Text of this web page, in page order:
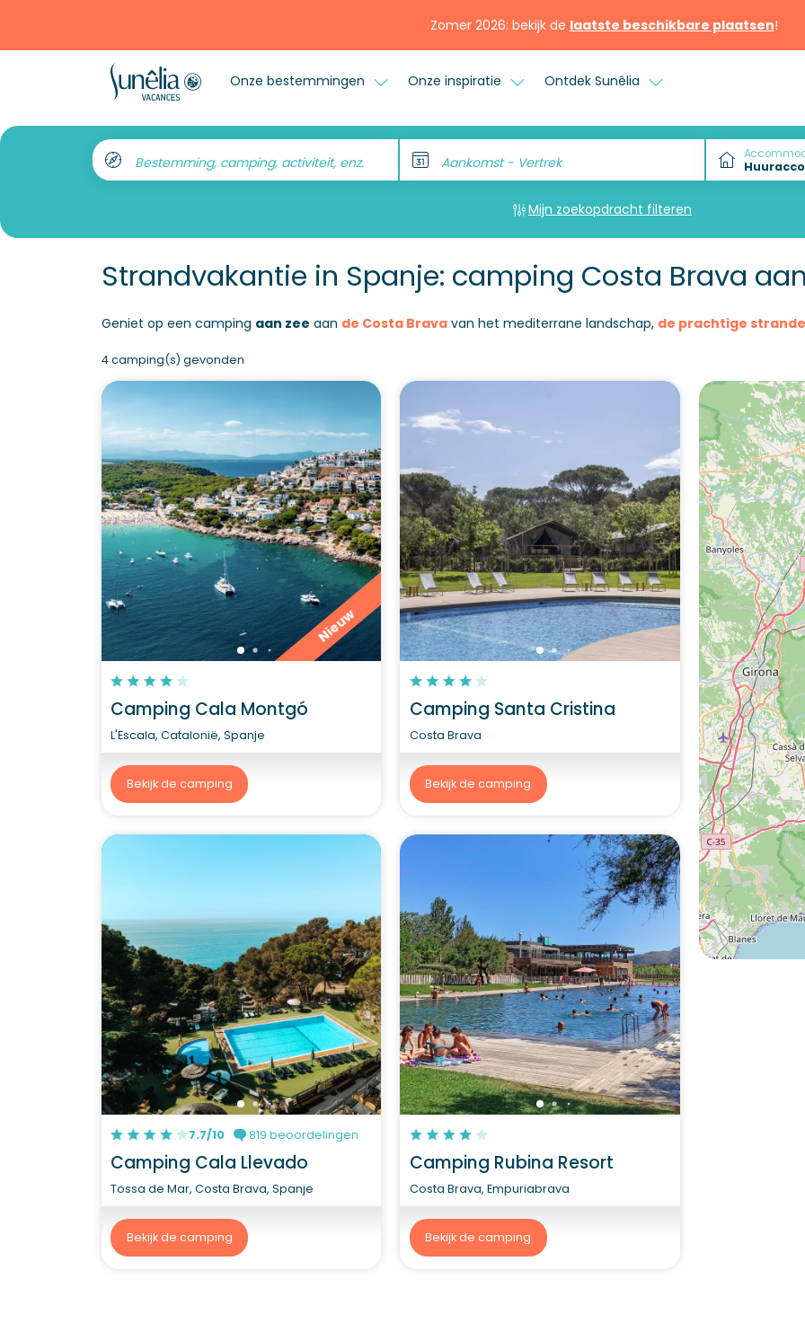
Zomer 2026: bekijk de laatste beschikbare plaatsen!
Onze bestemmingen Onze inspiratie Ontdek Sunêlia
Bestemming, camping, activiteit, enz. Aankomst - Vertrek
Mijn zoekopdracht filteren
Strandvakantie in Spanje: camping Costa Brava
Geniet op een camping aan zee aan de Costa Bravavan het mediterrane landschap, de prachtige
4 camping(s) gevonden
Nieuw
Camping Cala Montgó
L'Escala, Catalonië, Spanje
Bekijk de camping
Camping Santa Cristina
Costa Brava
Bekijk de camping
7.7/10 819 beoordelingen
Camping Cala Llevado
Tossa de Mar, Costa Brava, Spanje
Bekijk de camping
Camping Rubina Resort
Costa Brava, Empuriabrava
Bekijk de camping